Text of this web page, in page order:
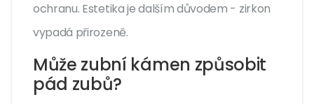
ochranu. Estetika je dalším důvodem - zirkon
vypadá přirozeně.
Může zubní kámen způsobit
pád zubů?